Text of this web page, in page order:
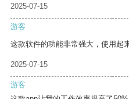
2025-07-15
游客
这款软件的功能非常强大，使用起
2025-07-15
游客